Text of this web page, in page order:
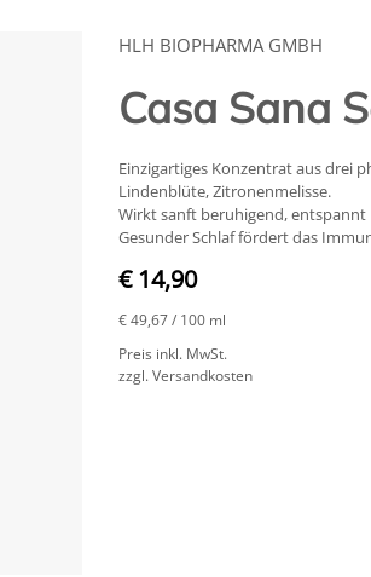
HLH BIOPHARMA GMBH
Casa Sana
Einzigartiges Konzentrat aus drei
Lindenblüte, Zitronenmelisse.
Wirkt sanft beruhigend,
Gesunder Schlaf fördert das
€ 14,90
€ 49,67/ 100 ml
Preis inkl. MwSt.
zzgl. Versandkosten